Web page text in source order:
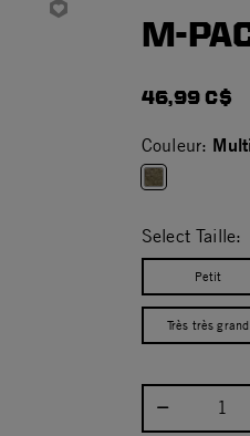
M-
46,99 C$
Couleur:
Select Taille:
Petit
Très très grand
Select quantity: